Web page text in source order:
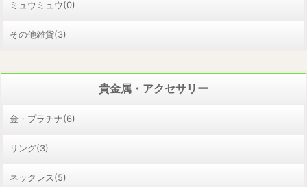
ミュウミュウ(0)
その他雑貨(3)
貴金属・アクセサリー
金・プラチナ(6)
リング(3)
ネックレス(5)